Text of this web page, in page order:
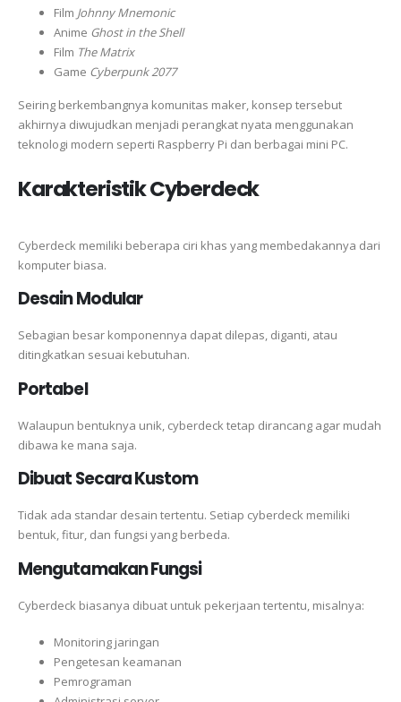
Film Johnny Mnemonic
Anime Ghost in the Shell
Film The Matrix
Game Cyberpunk 2077
Seiring berkembangnya komunitas maker, konsep tersebut
akhirnya diwujudkan menjadi perangkat nyata menggunakan
teknologi modern seperti Raspberry Pi dan berbagai mini PC.
Karakteristik Cyberdeck
Cyberdeck memiliki beberapa ciri khas yang membedakannya dari
komputer biasa.
Desain Modular
Sebagian besar komponennya dapat dilepas, diganti, atau
ditingkatkan sesuai kebutuhan.
Portabel
Walaupun bentuknya unik, cyberdeck tetap dirancang agar mudah
dibawa ke mana saja.
Dibuat Secara Kustom
Tidak ada standar desain tertentu. Setiap cyberdeck memiliki
bentuk, fitur, dan fungsi yang berbeda.
Mengutamakan Fungsi
Cyberdeck biasanya dibuat untuk pekerjaan tertentu, misalnya:
Monitoring jaringan
Pengetesan keamanan
Pemrograman